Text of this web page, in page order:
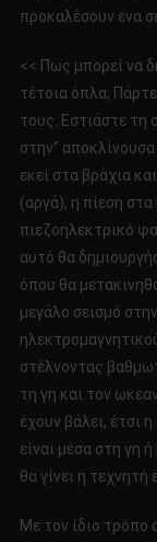
προκαλέσουν ένα
<< Πως μπορεί να
τέτοια όπλα;
τους. Εστιάστε τη
στην”
εκεί στα βράχια
(αργά), η πίεση
πιεζοηλεκτρικό
αυτό θα
όπου θα
μεγάλο σεισμό
στέλνοντας
τη γη και τον
έχουν βάλει, έτσι
είναι μέσα στη γη
θα γίνει η
Με τον ίδιο τρόπο